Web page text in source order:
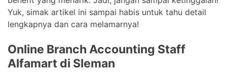
Yuk, simak artikel ini sampai habis untuk tahu detail
lengkapnya dan cara melamarnya!
Online Branch Accounting Staff
Alfamart di Sleman